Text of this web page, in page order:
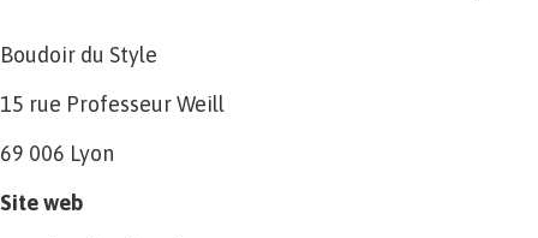
Boudoir du Style
15 rue Professeur Weill
69 006 Lyon
Site web